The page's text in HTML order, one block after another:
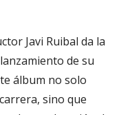
Javi Ruibal da la
de su
álbum no solo
sino que